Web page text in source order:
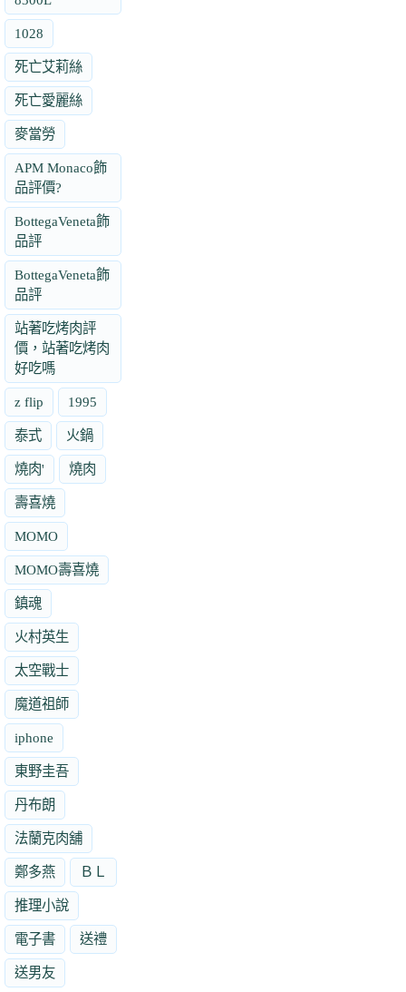
1028
死亡艾莉絲
死亡愛麗絲
麥當勞
APM Monaco飾
品評價?
BottegaVeneta飾
品評
BottegaVeneta飾
品評
站著吃烤肉評
價，站著吃烤肉
好吃嗎
z flip 1995
泰式 火鍋
燒肉' 燒肉
壽喜燒
MOMO
MOMO壽喜燒
鎮魂
火村英生
太空戰士
魔道祖師
iphone
東野圭吾
丹布朗
法蘭克肉舖
鄭多燕 ＢＬ
推理小說
電子書 送禮
送男友